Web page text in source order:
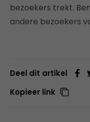
bezoekers trekt.
andere bezoekers
Deel dit artikel
Kopieer link